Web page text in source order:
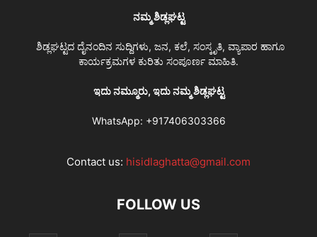
ನಮ್ಮ ಶಿಡ್ಲಘಟ್ಟ
ಶಿಡ್ಲಘಟ್ಟದ ದೈನಂದಿನ ಸುದ್ದಿಗಳು, ಜನ, ಕಲೆ, ಸಂಸ್ಕೃತಿ, ವ್ಯಾಪಾರ ಹಾಗೂ
ಕಾರ್ಯಕ್ರಮಗಳ ಕುರಿತು ಸಂಪೂರ್ಣ ಮಾಹಿತಿ.
ಇದು ನಮ್ಮೂರು, ಇದು ನಮ್ಮ ಶಿಡ್ಲಘಟ್ಟ
WhatsApp: +917406303366
Contact us: hisidlaghatta@gmail.com
FOLLOW US